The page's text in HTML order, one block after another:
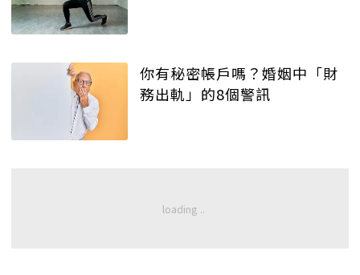
你有秘密帳戶嗎？婚姻中「財
務出軌」的8個警訊